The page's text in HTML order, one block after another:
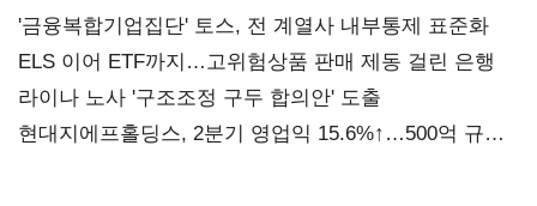
진실 밝혀야"
'금융복합기업집단' 토스, 전 계열사 내부통제 표준화
ELS 이어 ETF까지…고위험상품 판매 제동 걸린 은행
라이나 노사 '구조조정 구두 합의안' 도출
현대지에프홀딩스, 2분기 영업익 15.6%↑…500억 규모